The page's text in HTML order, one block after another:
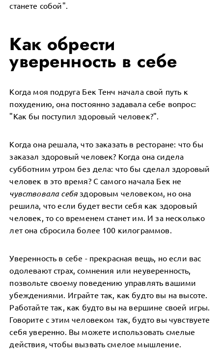
станете собой".
Как обрести
уверенность в себе
Когда моя подруга Бек Тенч начала свой путь к
похудению, она постоянно задавала себе вопрос:
"Как бы поступил здоровый человек?".
Когда она решала, что заказать в ресторане: что бы
заказал здоровый человек? Когда она сидела
субботним утром без дела: что бы сделал здоровый
человек в это время? С самого начала Бек не
чувствовала себя здоровым человеком, но она
решила, что если будет вести себя как здоровый
человек, то со временем станет им. И за несколько
лет она сбросила более 100 килограммов.
Уверенность в себе - прекрасная вещь, но если вас
одолевают страх, сомнения или неуверенность,
позвольте своему поведению управлять вашими
убеждениями. Играйте так, как будто вы на высоте.
Работайте так, как будто вы на вершине своей игры.
Говорите с этим человеком так, будто вы чувствуете
себя уверенно. Вы можете использовать смелые
действия, чтобы вызвать смелое мышление.